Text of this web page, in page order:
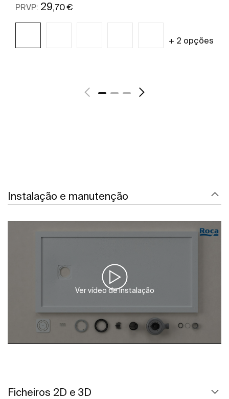
PRVP: 29,70 €
+ 2 opções
Instalação e manutenção
Ver vídeo de instalação
Ficheiros 2D e 3D